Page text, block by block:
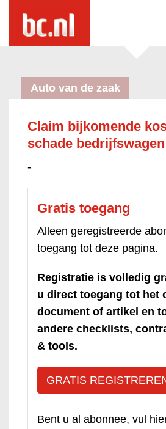
Auto van de zaak
Claim bijkomende
schade bedrijfswagen
-
Gratis toegang
Alleen geregistreerde
toegang tot deze pagina.
Registratie is volledig
u direct toegang tot het
document of artikel en
andere checklists,
& tools.
GRATIS
Bent u al abonnee, vul